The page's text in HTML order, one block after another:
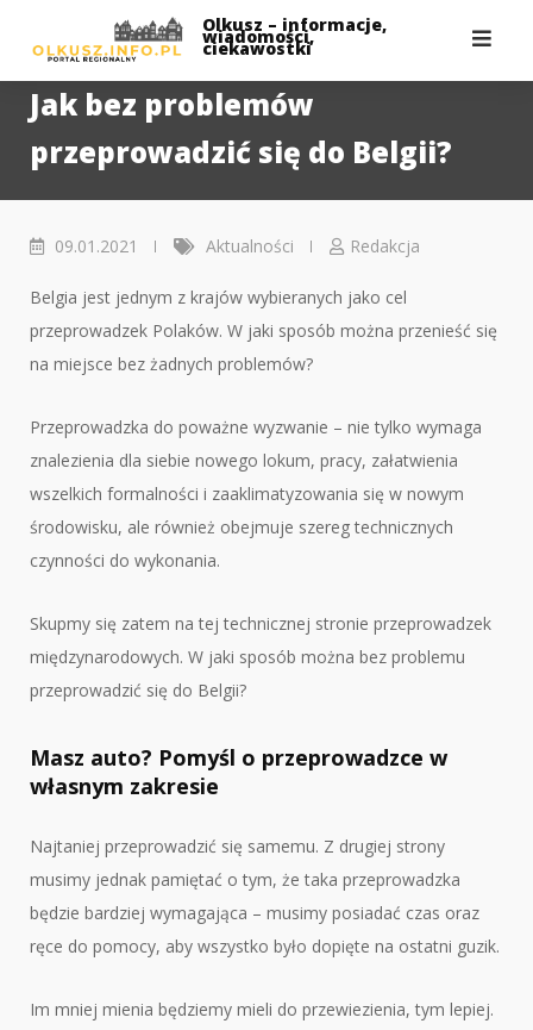
content
Olkusz – informacje,
wiadomości,
ciekawostki
Jak bez problemów
przeprowadzić się do Belgii?
09.01.2021 Aktualności Redakcja
Belgia jest jednym z krajów wybieranych jako cel
przeprowadzek Polaków. W jaki sposób można przenieść się
na miejsce bez żadnych problemów?
Przeprowadzka do poważne wyzwanie – nie tylko wymaga
znalezienia dla siebie nowego lokum, pracy, załatwienia
wszelkich formalności i zaaklimatyzowania się w nowym
środowisku, ale również obejmuje szereg technicznych
czynności do wykonania.
Skupmy się zatem na tej technicznej stronie przeprowadzek
międzynarodowych. W jaki sposób można bez problemu
przeprowadzić się do Belgii?
Masz auto? Pomyśl o przeprowadzce w
własnym zakresie
Najtaniej przeprowadzić się samemu. Z drugiej strony
musimy jednak pamiętać o tym, że taka przeprowadzka
będzie bardziej wymagająca – musimy posiadać czas oraz
ręce do pomocy, aby wszystko było dopięte na ostatni guzik.
Im mniej mienia będziemy mieli do przewiezienia, tym lepiej.